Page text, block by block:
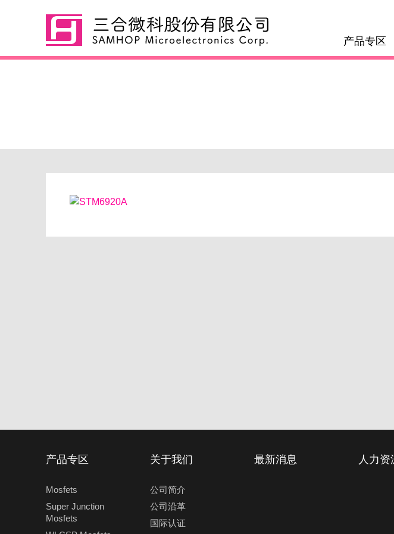
产品专区
产品专区
Mosfets
Super Junction
Mosfets
关于我们
公司简介
公司沿革
国际认证
最新消息 人力资